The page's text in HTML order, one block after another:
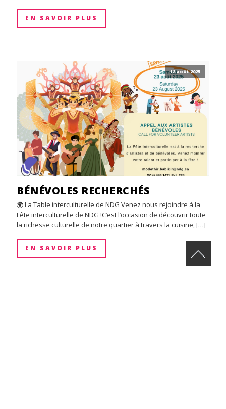
EN SAVOIR PLUS
18 août 2025
BÉNÉVOLES RECHERCHÉS
🌍 La Table interculturelle de NDG Venez nous rejoindre à la
Fête interculturelle de NDG !C’est l’occasion de découvrir toute
la richesse culturelle de notre quartier à travers la cuisine, […]
EN SAVOIR PLUS